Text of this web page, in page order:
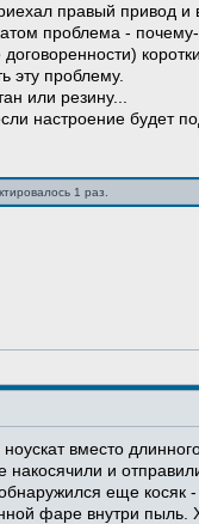
правый привод
проблема -
эту проблему.
или резину...
настроение будет
1 раз.
вместо
и
еще
фаре внутри пыль.